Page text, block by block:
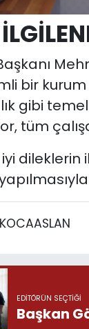
bir
gibi
tüm
iyi
EDITÖRÜN SEÇTIĞI
Başkan